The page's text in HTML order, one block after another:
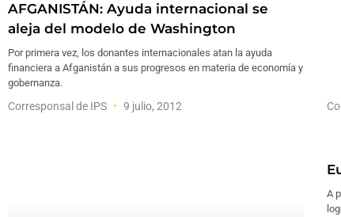
AFGANISTÁN: Ayuda internacional se
aleja del modelo de Washington
Por primera vez, los donantes internacionales atan la ayuda
financiera a Afganistán a sus progresos en materia de economía y
gobernanza.
Corresponsal de IPS 9 julio, 2012
A